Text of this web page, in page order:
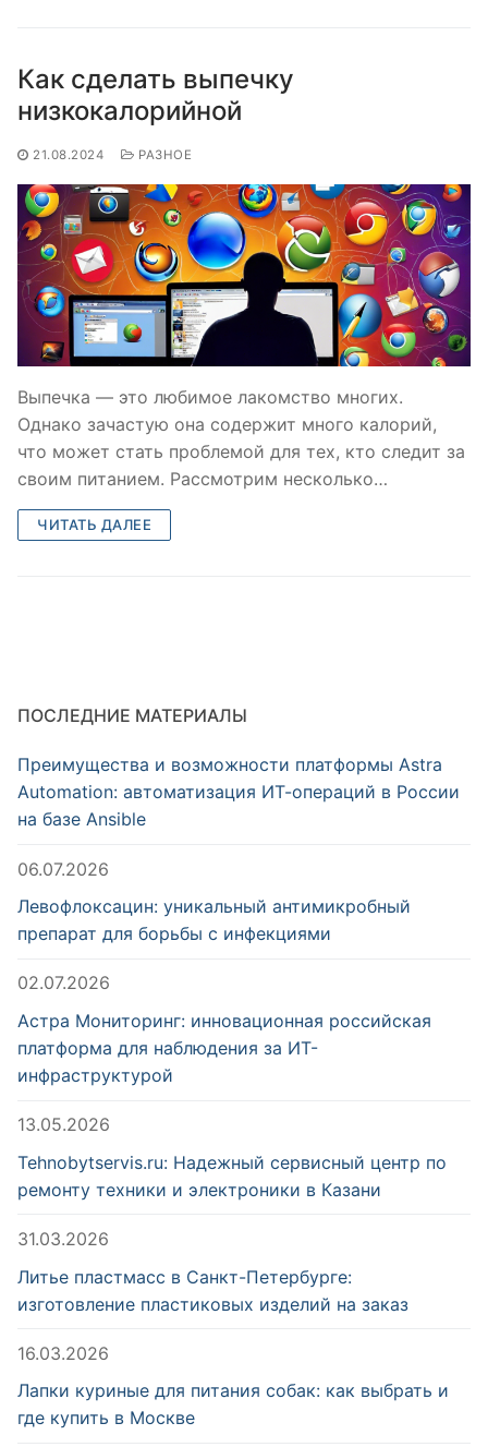
Как сделать выпечку
низкокалорийной
21.08.2024 РАЗНОЕ
Выпечка — это любимое лакомство многих.
Однако зачастую она содержит много калорий,
что может стать проблемой для тех, кто следит за
своим питанием. Рассмотрим несколько…
ЧИТАТЬ ДАЛЕЕ
ПОСЛЕДНИЕ МАТЕРИАЛЫ
Преимущества и возможности платформы Astra
Automation: автоматизация ИТ-операций в России
на базе Ansible
06.07.2026
Левофлоксацин: уникальный антимикробный
препарат для борьбы с инфекциями
02.07.2026
Астра Мониторинг: инновационная российская
платформа для наблюдения за ИТ-
инфраструктурой
13.05.2026
Tehnobytservis.ru: Надежный сервисный центр по
ремонту техники и электроники в Казани
31.03.2026
Литье пластмасс в Санкт-Петербурге:
изготовление пластиковых изделий на заказ
16.03.2026
Лапки куриные для питания собак: как выбрать и
где купить в Москве